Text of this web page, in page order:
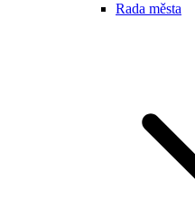
Rada města